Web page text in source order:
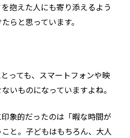
抱えた人にも寄り添えるよう
らと思っています。
っても、スマートフォンや映
いものになっていますよね。
象的だったのは「暇な時間が
と。子どもはもちろん、大人